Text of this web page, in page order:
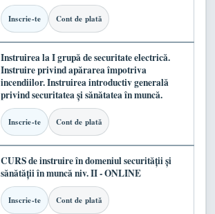
Inscrie-te Cont de plată
Instruirea la I grupă de securitate electrică.
Instruire privind apărarea împotriva
incendiilor. Instruirea introductiv generală
privind securitatea și sănătatea în muncă.
Inscrie-te Cont de plată
CURS de instruire în domeniul securității și
sănătății în muncă niv. II - ONLINE
Inscrie-te Cont de plată